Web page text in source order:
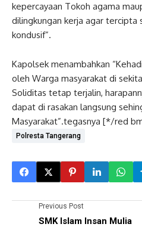
kepercayaan Tokoh agama
dilingkungan kerja agar tercipta
kondusif”.
Kapolsek menambahkan
oleh Warga masyarakat di
Soliditas tetap terjalin,
dapat di rasakan langsung
Masyarakat”.tegasnya [*/red
Polresta Tangerang
Previous Post
SMK Islam Insan Mulia